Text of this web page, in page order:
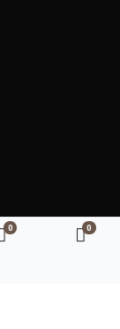
Összehasonlítás
0 Kosár
0